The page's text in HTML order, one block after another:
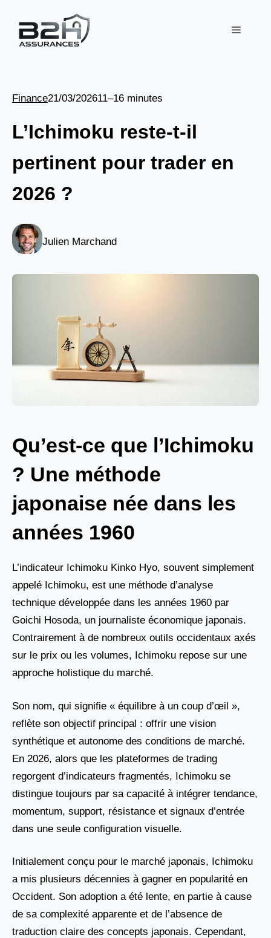
contenu
Menu
Finance21/03/202611–16 minutes
L’Ichimoku reste-t-il
pertinent pour trader en
2026 ?
Julien Marchand
Qu’est-ce que l’Ichimoku
? Une méthode
japonaise née dans les
années 1960
L’indicateur Ichimoku Kinko Hyo, souvent simplement
appelé Ichimoku, est une méthode d’analyse
technique développée dans les années 1960 par
Goichi Hosoda, un journaliste économique japonais.
Contrairement à de nombreux outils occidentaux axés
sur le prix ou les volumes, Ichimoku repose sur une
approche holistique du marché.
Son nom, qui signifie « équilibre à un coup d’œil »,
reflète son objectif principal : offrir une vision
synthétique et autonome des conditions de marché.
En 2026, alors que les plateformes de trading
regorgent d’indicateurs fragmentés, Ichimoku se
distingue toujours par sa capacité à intégrer tendance,
momentum, support, résistance et signaux d’entrée
dans une seule configuration visuelle.
Initialement conçu pour le marché japonais, Ichimoku
a mis plusieurs décennies à gagner en popularité en
Occident. Son adoption a été lente, en partie à cause
de sa complexité apparente et de l’absence de
traduction claire des concepts japonais. Cependant,